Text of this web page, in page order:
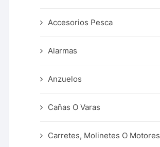
Accesorios Pesca
Alarmas
Anzuelos
Cañas O Varas
Carretes, Molinetes O Motores